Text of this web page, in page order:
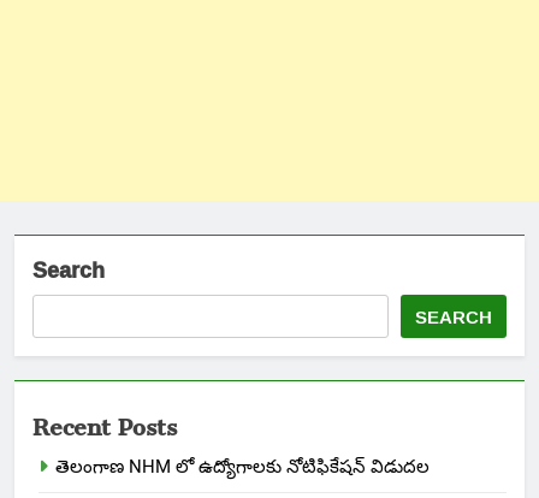
Search
SEARCH
Recent Posts
తెలంగాణ NHM లో ఉద్యోగాలకు నోటిఫికేషన్ విడుదల